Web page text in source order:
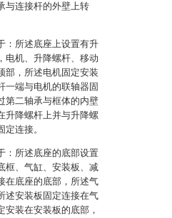
与连接杆的外壁上转
：所述底座上设置有升
电机、升降螺杆、移动
部，所述电机固定安装
一端与电机的联轴器固
第二轴承与框体的内壁
升降螺杆上并与升降螺
连接。
：所述底座的底部设置
框、气缸、安装板、减
在底座的底部，所述气
述安装板固定连接在气
装在安装板的底部，